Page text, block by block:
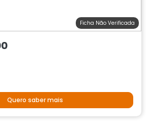
Ficha Não Verificada
Quero saber mais